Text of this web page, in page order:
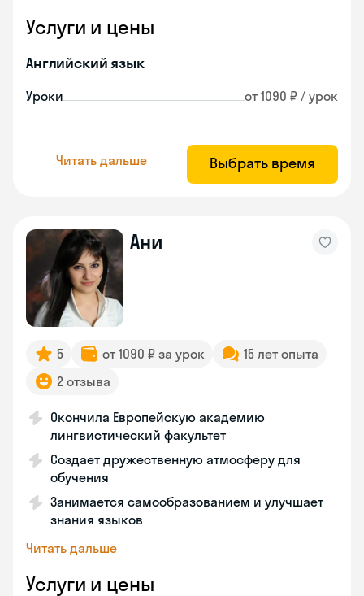
Услуги и цены
Английский язык
Уроки от 1090 ₽ / урок
Читать дальше Выбрать время
Ани
5 от 1090 ₽ за урок
15 лет опыта
2 отзыва
Окончила Европейскую академию
лингвистический факультет
Создает дружественную атмосферу для
обучения
Занимается самообразованием и улучшает
знания языков
Читать дальше
Услуги и цены